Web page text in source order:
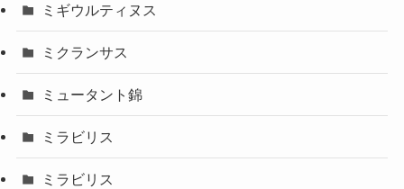
ミギウルティヌス
ミクランサス
ミュータント錦
ミラビリス
ミラビリス